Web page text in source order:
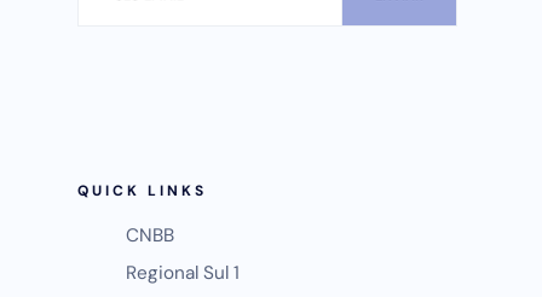
QUICK LINKS
CNBB
Regional Sul 1